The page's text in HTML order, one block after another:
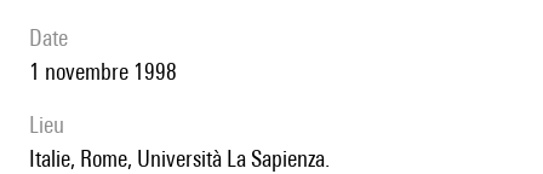
date
1 novembre 1998
lieu
Italie, Rome, Università La Sapienza.